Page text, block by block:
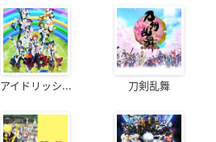
アイドリッシ... 刀剣乱舞